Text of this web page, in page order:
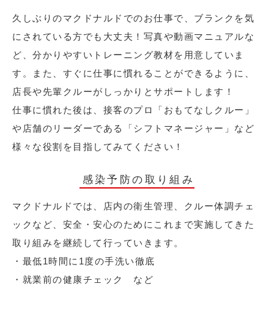
久しぶりのマクドナルドでのお仕事で、ブランクを気
にされている方でも大丈夫！写真や動画マニュアルな
ど、分かりやすいトレーニング教材を用意していま
す。また、すぐに仕事に慣れることができるように、
店長や先輩クルーがしっかりとサポートします！
仕事に慣れた後は、接客のプロ「おもてなしクルー」
や店舗のリーダーである「シフトマネージャー」など
様々な役割を目指してみてください！
感染予防の取り組み
マクドナルドでは、店内の衛生管理、クルー体調チェ
ックなど、安全・安心のためにこれまで実施してきた
取り組みを継続して行っていきます。
・最低1時間に1度の手洗い徹底
・就業前の健康チェック など